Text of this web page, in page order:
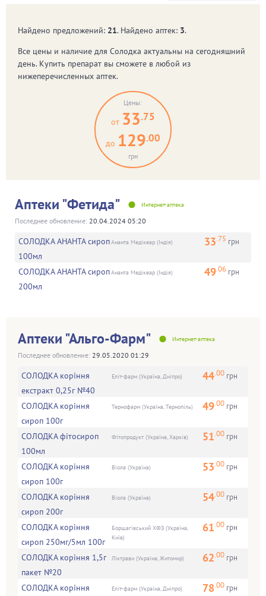
Найдено предложений: 21. Найдено аптек: 3.
Все цены и наличие для Солодка актуальны на сегодняшний
день. Купить препарат вы сможете в любой из
нижеперечисленных аптек.
Цены:
от 33.75
до 129.00
грн
Аптеки "Фетида" • Интернет-аптека
Последнее обновление: 20.04.2024 05:20
СОЛОДКА АНАНТА сироп
100мл
Ананта Медікеар (Індія) 33.75 грн
СОЛОДКА АНАНТА сироп
200мл
Ананта Медікеар (Індія) 49.06грн
Аптеки "Альго-Фарм" • Интернет-аптека
Последнее обновление: 29.05.2020 01:29
СОЛОДКА коріння
екстракт 0,25г №40
Еліт-фарм (Україна, Дніпро) 44.00грн
СОЛОДКА коріння
сироп 100г
Тернофарм (Україна, Тернопіль) 49.00грн
СОЛОДКА фітосироп
100мл
Фітопродукт (Україна, Харків) 51.00грн
СОЛОДКА коріння
сироп 100г
Віола (Україна) 53.00грн
СОЛОДКА коріння
сироп 200г
Віола (Україна) 54.00грн
СОЛОДКА коріння
сироп 250мг/5мл 100г
Борщагівський ХФЗ (Україна,
Київ)
61.00грн
СОЛОДКА коріння 1,5г
пакет №20
Ліктрави (Україна, Житомир) 62.00грн
СОЛОДКА коріння
Еліт-фарм (Україна, Дніпро) 78.00грн